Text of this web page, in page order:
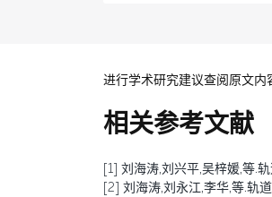
进行学术研究建议查阅原文内
相关参考文献
[1] 刘海涛,刘兴平,吴梓媛,等.
[2] 刘海涛,刘永江,李华,等.轨